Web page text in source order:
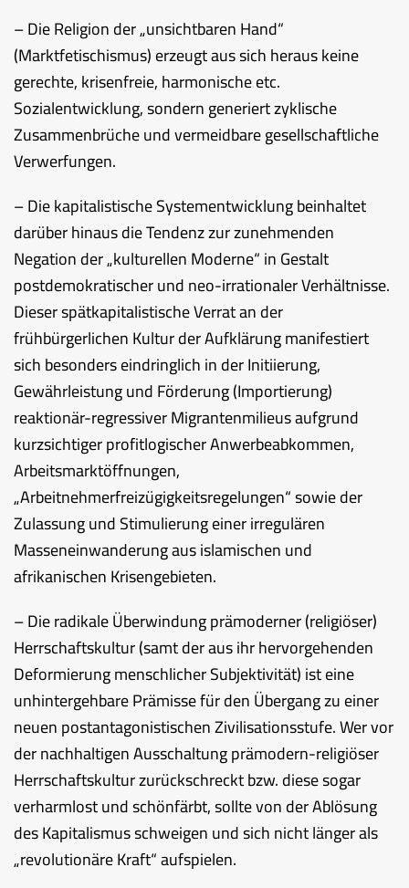
– Die Religion der „unsichtbaren Hand“
(Marktfetischismus) erzeugt aus sich heraus keine
gerechte, krisenfreie, harmonische etc.
Sozialentwicklung, sondern generiert zyklische
Zusammenbrüche und vermeidbare gesellschaftliche
Verwerfungen.
– Die kapitalistische Systementwicklung beinhaltet
darüber hinaus die Tendenz zur zunehmenden
Negation der „kulturellen Moderne“ in Gestalt
postdemokratischer und neo-irrationaler Verhältnisse.
Dieser spätkapitalistische Verrat an der
frühbürgerlichen Kultur der Aufklärung manifestiert
sich besonders eindringlich in der Initiierung,
Gewährleistung und Förderung (Importierung)
reaktionär-regressiver Migrantenmilieus aufgrund
kurzsichtiger profitlogischer Anwerbeabkommen,
Arbeitsmarktöffnungen,
„Arbeitnehmerfreizügigkeitsregelungen“ sowie der
Zulassung und Stimulierung einer irregulären
Masseneinwanderung aus islamischen und
afrikanischen Krisengebieten.
– Die radikale Überwindung prämoderner (religiöser)
Herrschaftskultur (samt der aus ihr hervorgehenden
Deformierung menschlicher Subjektivität) ist eine
unhintergehbare Prämisse für den Übergang zu einer
neuen postantagonistischen Zivilisationsstufe. Wer vor
der nachhaltigen Ausschaltung prämodern-religiöser
Herrschaftskultur zurückschreckt bzw. diese sogar
verharmlost und schönfärbt, sollte von der Ablösung
des Kapitalismus schweigen und sich nicht länger als
„revolutionäre Kraft“ aufspielen.